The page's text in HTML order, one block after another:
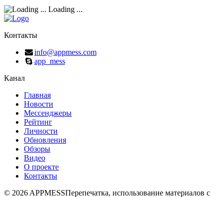
Loading ...
Контакты
info@appmess.com
app_mess
Канал
Главная
Новости
Мессенджеры
Рейтинг
Личности
Обновления
Обзоры
Видео
О проекте
Контакты
© 2026 APPMESSПерепечатка, использование материалов с